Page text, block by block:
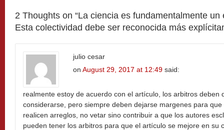
2 Thoughts on “La ciencia es fundamentalmente
Esta colectividad debe ser reconocida más
julio cesar
on August 29, 2017 at 12:49 said:
realmente estoy de acuerdo con el artículo, los arbitros deben
considerarse, pero siempre deben dejarse margenes para
realicen arreglos, no vetar sino contribuir a que los autores
pueden tener los arbitros para que el artículo se mejore en su